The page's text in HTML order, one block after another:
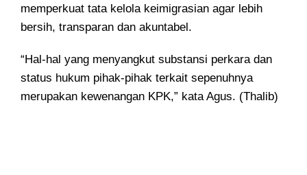
memperkuat tata kelola keimigrasian agar lebih
bersih, transparan dan akuntabel.
“Hal-hal yang menyangkut substansi perkara dan
status hukum pihak-pihak terkait sepenuhnya
merupakan kewenangan KPK,” kata Agus. (Thalib)